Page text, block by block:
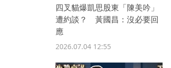
四叉貓爆凱思股東「陳美吟」
遭約談？ 黃國昌：沒必要回
應
2026.07.04 12:55